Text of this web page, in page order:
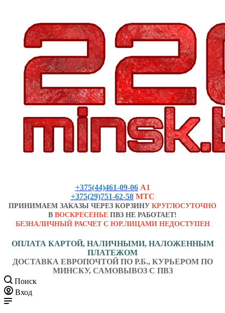
+375(44)461-09-06 А1
+375(29)751-62-58 МТС
ПРИНИМАЕМ ЗАКАЗЫ ЧЕРЕЗ КОРЗИНУ КРУГЛОСУТОЧНО
В ВОСКРЕСЕНЬЕ ПВЗ НЕ РАБОТАЕТ!
БЕЗНАЛИЧНЫЙ РАСЧЕТ С ЮР.ЛИЦАМИ НЕДОСТУПЕН
ОПЛАТА КАРТОЙ, НАЛИЧНЫМИ, НАЛОЖЕННЫМ
ПЛАТЕЖОМ
ДОСТАВКА ЕВРОПОЧТОЙ ПО Р.Б., КУРЬЕРОМ ПО
МИНСКУ, САМОВЫВОЗ С ПВЗ
Поиск
Вход